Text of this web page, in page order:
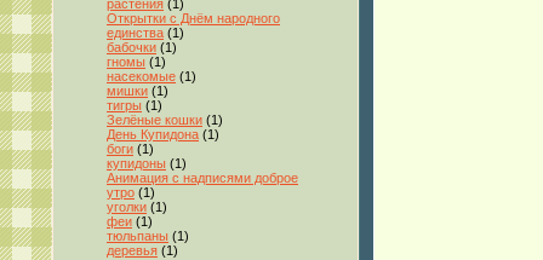
растения (1)
Открытки с Днём народного
единства (1)
бабочки (1)
гномы (1)
насекомые (1)
мишки (1)
тигры (1)
Зелёные кошки (1)
День Купидона (1)
боги (1)
купидоны (1)
Анимация с надписями доброе
утро (1)
уголки (1)
феи (1)
тюльпаны (1)
деревья (1)